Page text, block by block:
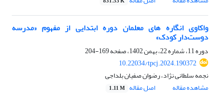
واکاوی انگاره های معلمان دوره ابتدایی از مفهوم «مدرسه
دوست‌دار کودک»
دوره 11، شماره 22، بهمن 1402، صفحه
169-204
10.22034/tpcj.2024.190372
نجمه سلطانی نژاد، رضوان صفیان بلداجی
مشاهده مقاله
اصل مقاله 1.11 M